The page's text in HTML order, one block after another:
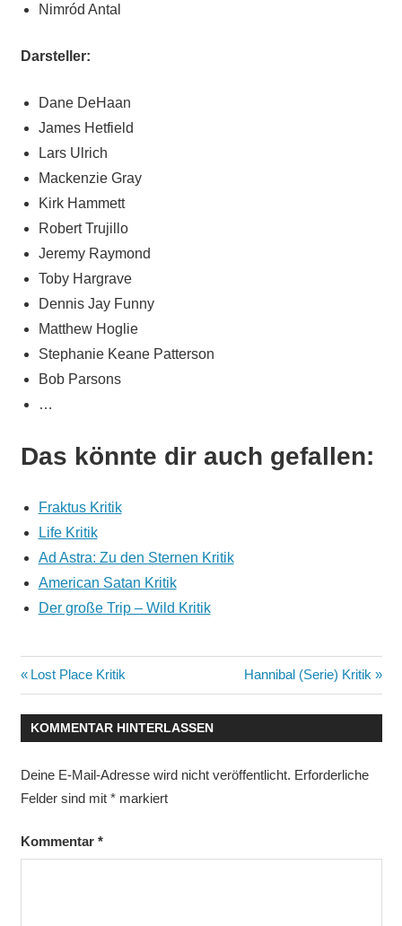
Nimród Antal
Darsteller:
Dane DeHaan
James Hetfield
Lars Ulrich
Mackenzie Gray
Kirk Hammett
Robert Trujillo
Jeremy Raymond
Toby Hargrave
Dennis Jay Funny
Matthew Hoglie
Stephanie Keane Patterson
Bob Parsons
…
Das könnte dir auch gefallen:
Fraktus Kritik
Life Kritik
Ad Astra: Zu den Sternen Kritik
American Satan Kritik
Der große Trip – Wild Kritik
Beitragsnavigation
Vorheriger
Beitrag:
Lost Place Kritik
Nächster
Beitrag:
Hannibal (Serie) Kritik
KOMMENTAR HINTERLASSEN
Deine E-Mail-Adresse wird nicht veröffentlicht. Erforderliche
Felder sind mit *markiert
Kommentar *